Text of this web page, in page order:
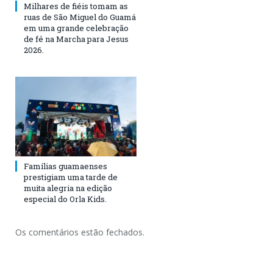
Milhares de fiéis tomam as
ruas de São Miguel do Guamá
em uma grande celebração
de fé na Marcha para Jesus
2026.
Famílias guamaenses
prestigiam uma tarde de
muita alegria na edição
especial do Orla Kids.
Os comentários estão fechados.